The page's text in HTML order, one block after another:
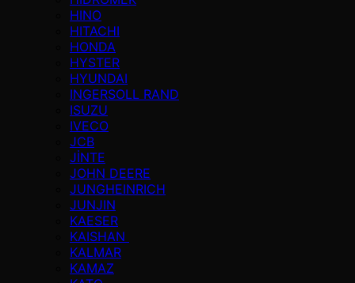
HINO
HITACHI
HONDA
HYSTER
HYUNDAI
INGERSOLL RAND
ISUZU
IVECO
JCB
JİNTE
JOHN DEERE
JUNGHEINRICH
JUNJIN
KAESER
KAISHAN
KALMAR
KAMAZ